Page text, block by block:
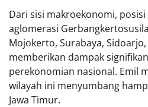
Dari sisi makroekonomi, posisi
aglomerasi
Mojokerto, Surabaya,
memberikan dampak
perekonomian nasional. Emil
wilayah ini menyumbang
Jawa Timur.